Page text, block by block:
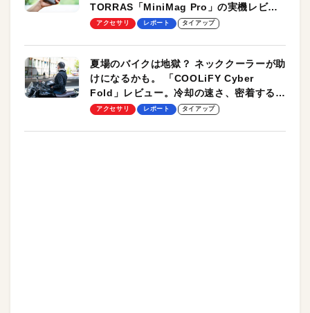
TORRAS「MiniMag Pro」の実機レビュ
ーも
アクセサリ レポート タイアップ
夏場のバイクは地獄？ ネッククーラーが助
けになるかも。 「COOLiFY Cyber
Fold」レビュー。冷却の速さ、密着する冷
却プレート、シンプルな操作性がグッド！
アクセサリ レポート タイアップ